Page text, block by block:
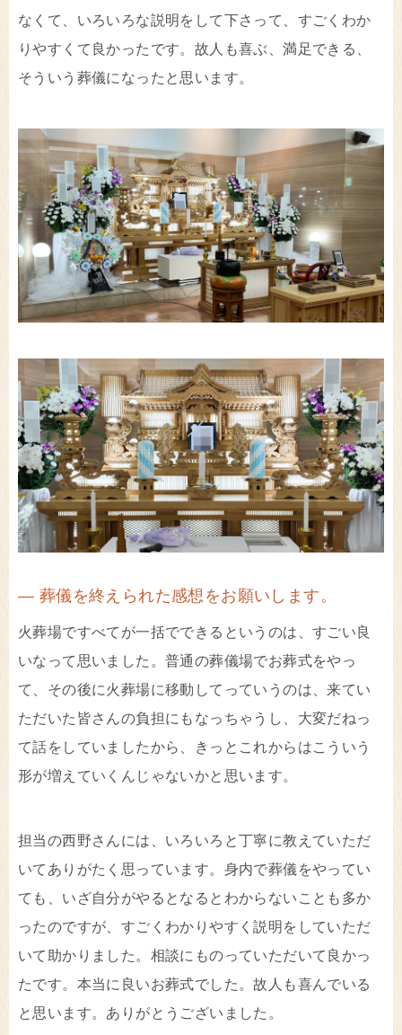
なくて、いろいろな説明をして下さって、すごくわか
りやすくて良かったです。故人も喜ぶ、満足できる、
そういう葬儀になったと思います。
― 葬儀を終えられた感想をお願いします。
火葬場ですべてが一括でできるというのは、すごい良
いなって思いました。普通の葬儀場でお葬式をやっ
て、その後に火葬場に移動してっていうのは、来てい
ただいた皆さんの負担にもなっちゃうし、大変だねっ
て話をしていましたから、きっとこれからはこういう
形が増えていくんじゃないかと思います。
担当の西野さんには、いろいろと丁寧に教えていただ
いてありがたく思っています。身内で葬儀をやってい
ても、いざ自分がやるとなるとわからないことも多か
ったのですが、すごくわかりやすく説明をしていただ
いて助かりました。相談にものっていただいて良かっ
たです。本当に良いお葬式でした。故人も喜んでいる
と思います。ありがとうございました。